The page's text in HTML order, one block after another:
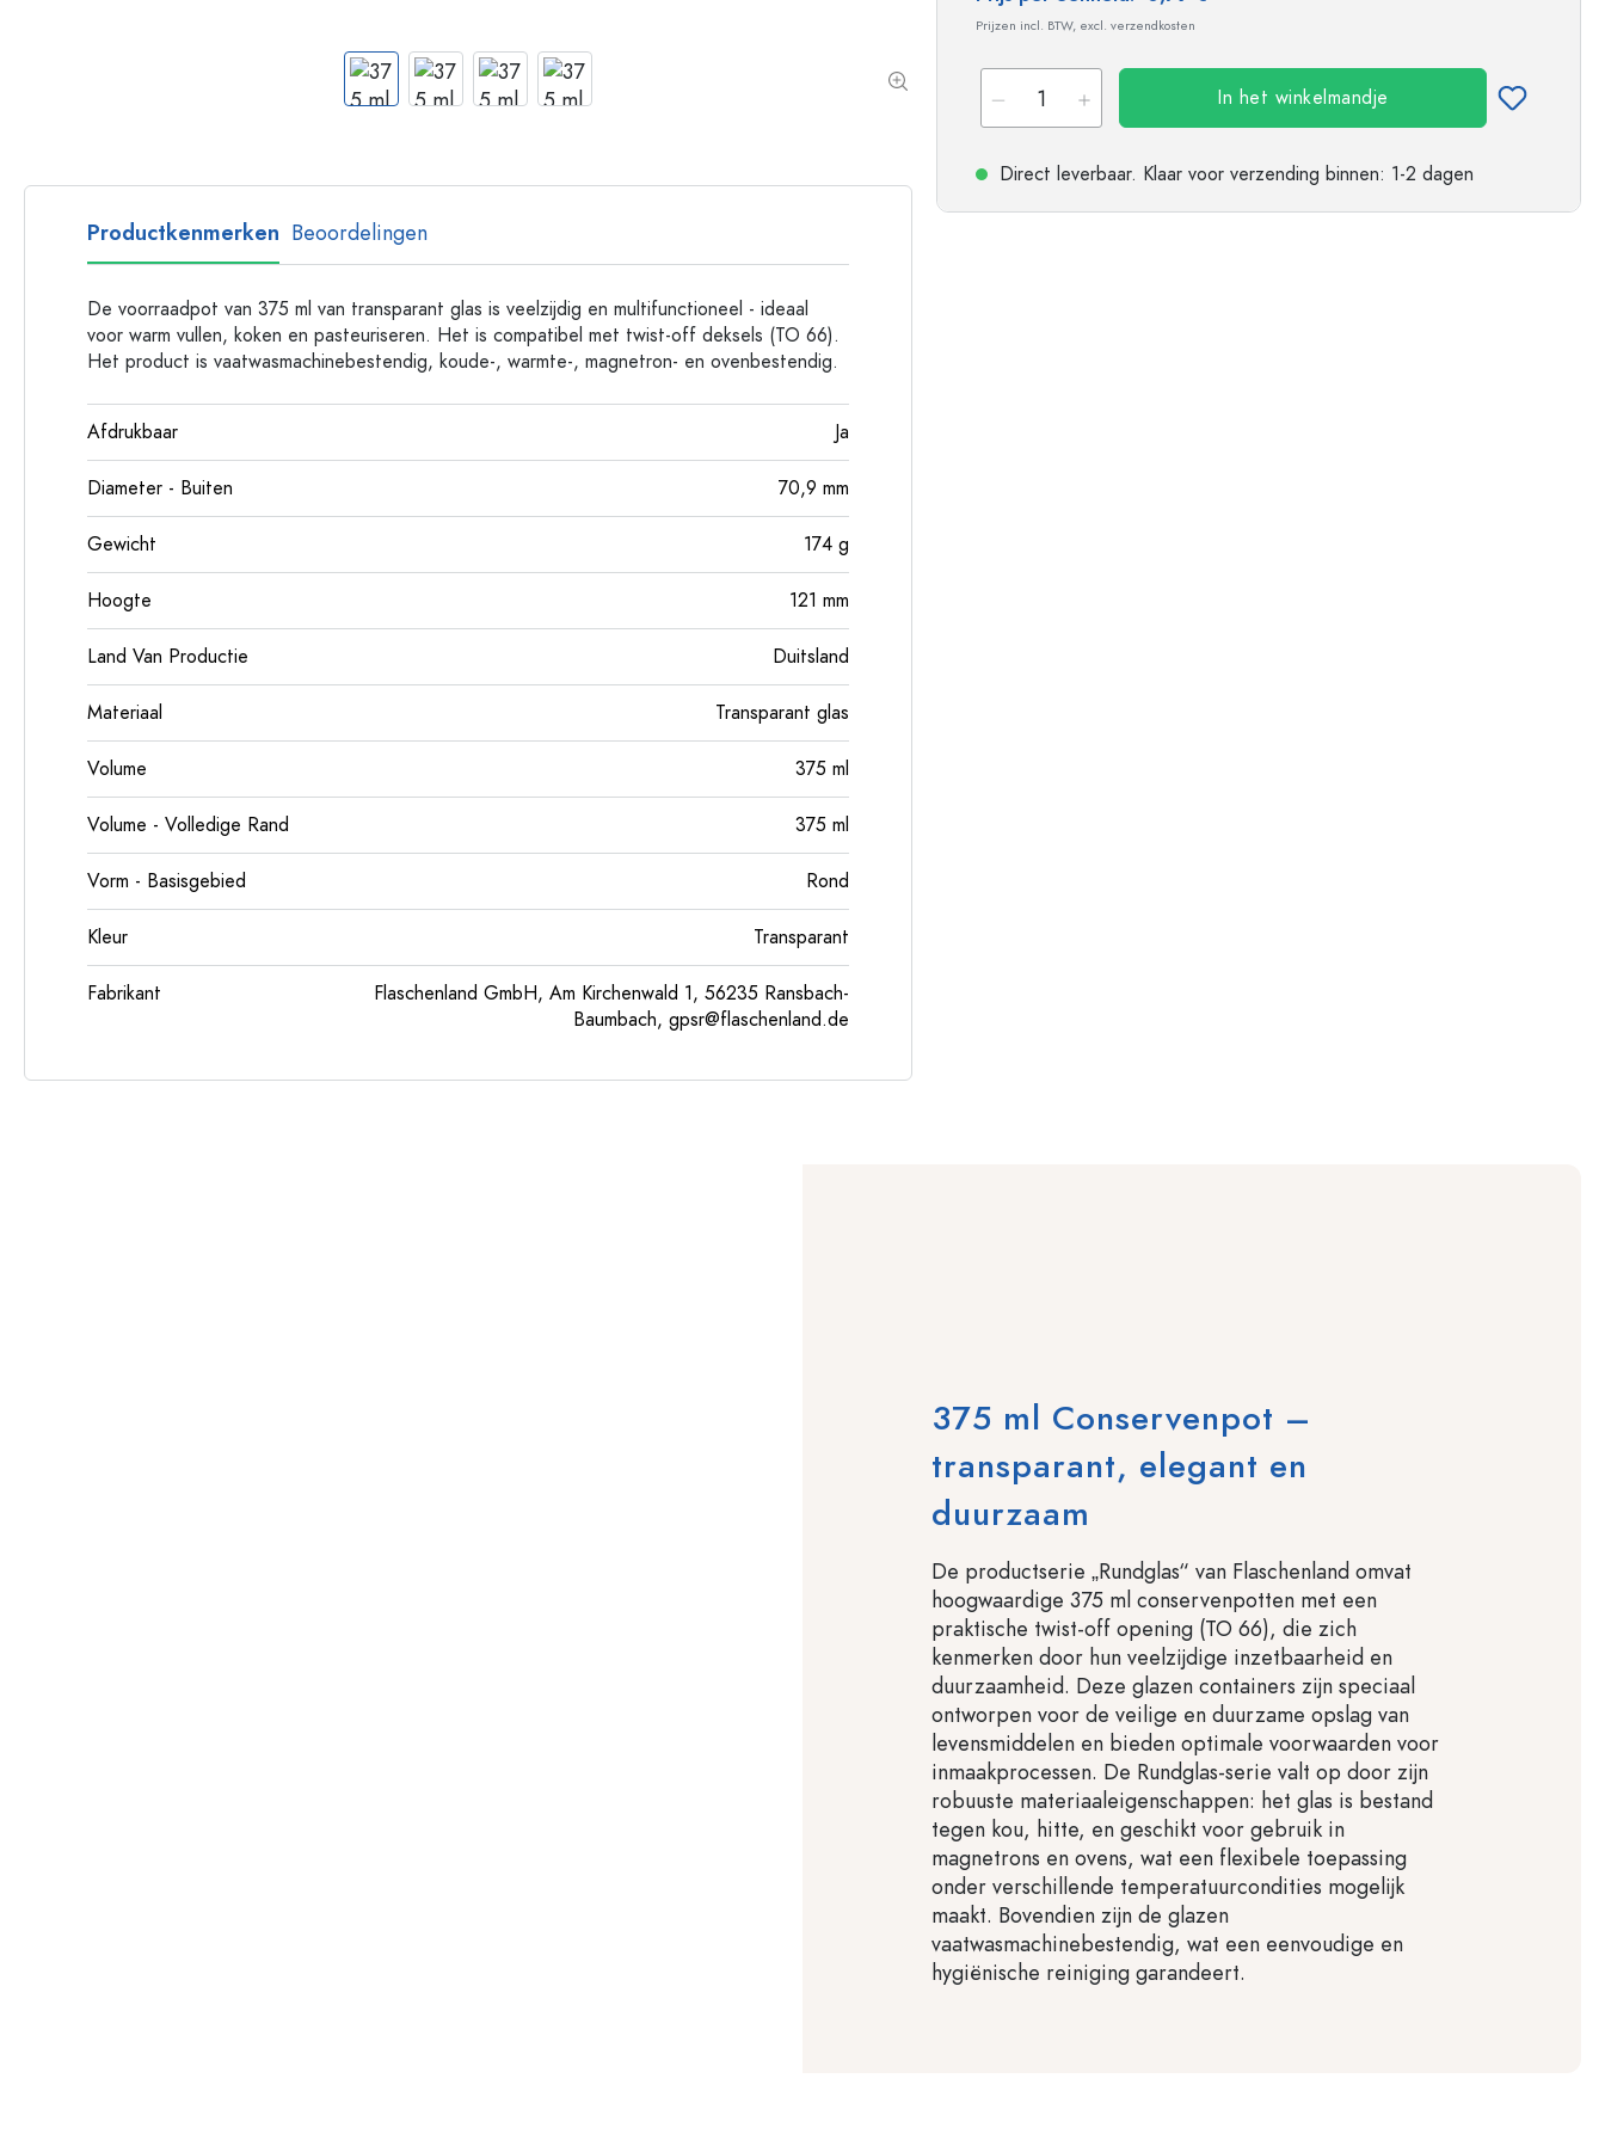
Polygonale flessen
Gistingsflessen & Mandflessen
Prijzen incl. BTW, excl. verzendkosten
In het winkelmandje
Direct leverbaar. Klaar voor verzending binnen: 1-2 dagen
Productkenmerken Beoordelingen
De voorraadpot van 375 ml van transparant glas is veelzijdig en multifunctioneel - ideaal
voor warm vullen, koken en pasteuriseren. Het is compatibel met twist-off deksels (TO 66).
Het product is vaatwasmachinebestendig, koude-, warmte-, magnetron- en ovenbestendig.
Afdrukbaar Ja
Diameter - Buiten 70,9 mm
Gewicht 174 g
Hoogte 121 mm
Land Van Productie Duitsland
Materiaal Transparant glas
Volume 375 ml
Volume - Volledige Rand 375 ml
Vorm - Basisgebied Rond
Kleur Transparant
Fabrikant
Flaschenland GmbH, Am Kirchenwald 1, 56235 Ransbach-
Baumbach, gpsr@flaschenland.de
375 ml Conservenpot –
transparant, elegant en
duurzaam
De productserie „Rundglas“ van Flaschenland omvat
hoogwaardige 375 ml conservenpotten met een
praktische twist-off opening (TO 66), die zich
kenmerken door hun veelzijdige inzetbaarheid en
duurzaamheid. Deze glazen containers zijn speciaal
ontworpen voor de veilige en duurzame opslag van
levensmiddelen en bieden optimale voorwaarden voor
inmaakprocessen. De Rundglas-serie valt op door zijn
robuuste materiaaleigenschappen: het glas is bestand
tegen kou, hitte, en geschikt voor gebruik in
magnetrons en ovens, wat een flexibele toepassing
onder verschillende temperatuurcondities mogelijk
maakt. Bovendien zijn de glazen
vaatwasmachinebestendig, wat een eenvoudige en
hygiënische reiniging garandeert.